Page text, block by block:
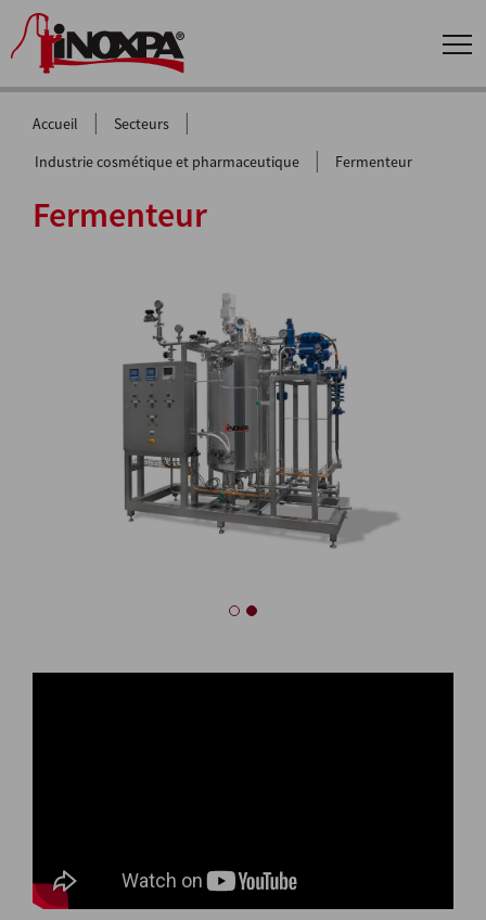
Accueil | Secteurs |
Industrie cosmétique et pharmaceutique | Fermenteur
Fermenteur